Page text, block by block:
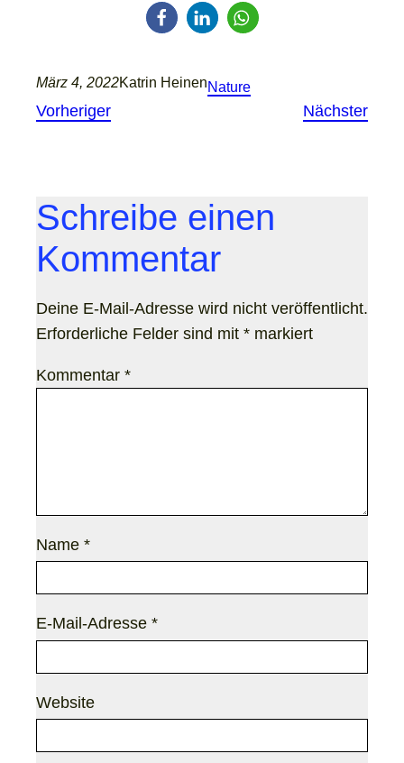
März 4, 2022Katrin HeinenNature
Vorheriger Nächster
Schreibe einen
Kommentar
Deine E-Mail-Adresse wird nicht veröffentlicht.
Erforderliche Felder sind mit * markiert
Kommentar *
Name *
E-Mail-Adresse *
Website